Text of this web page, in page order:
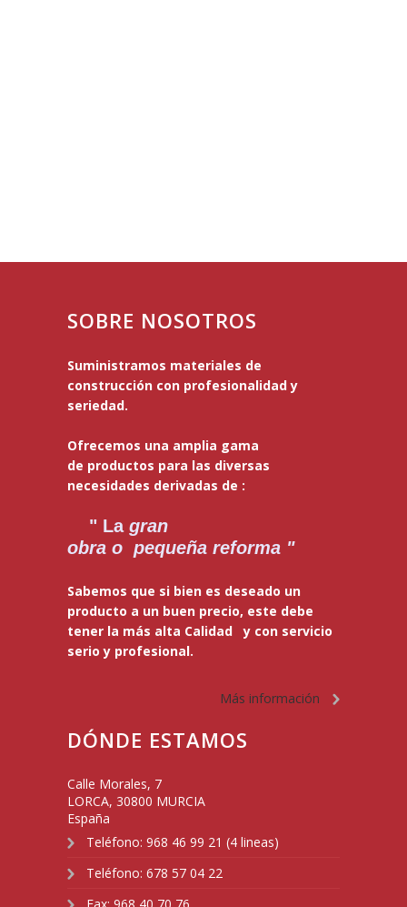
SOBRE NOSOTROS
Suministramos materiales de
construcción con profesionalidad y
seriedad.
Ofrecemos una amplia gama
de productos para las diversas
necesidades derivadas de :
" La gran
obra o pequeña reforma "
Sabemos que si bien es deseado un
producto a un buen precio, este debe
tener la más alta Calidad y con servicio
serio y profesional.
Más información
DÓNDE ESTAMOS
Calle Morales, 7
LORCA, 30800 MURCIA
España
Teléfono: 968 46 99 21 (4 lineas)
Teléfono: 678 57 04 22